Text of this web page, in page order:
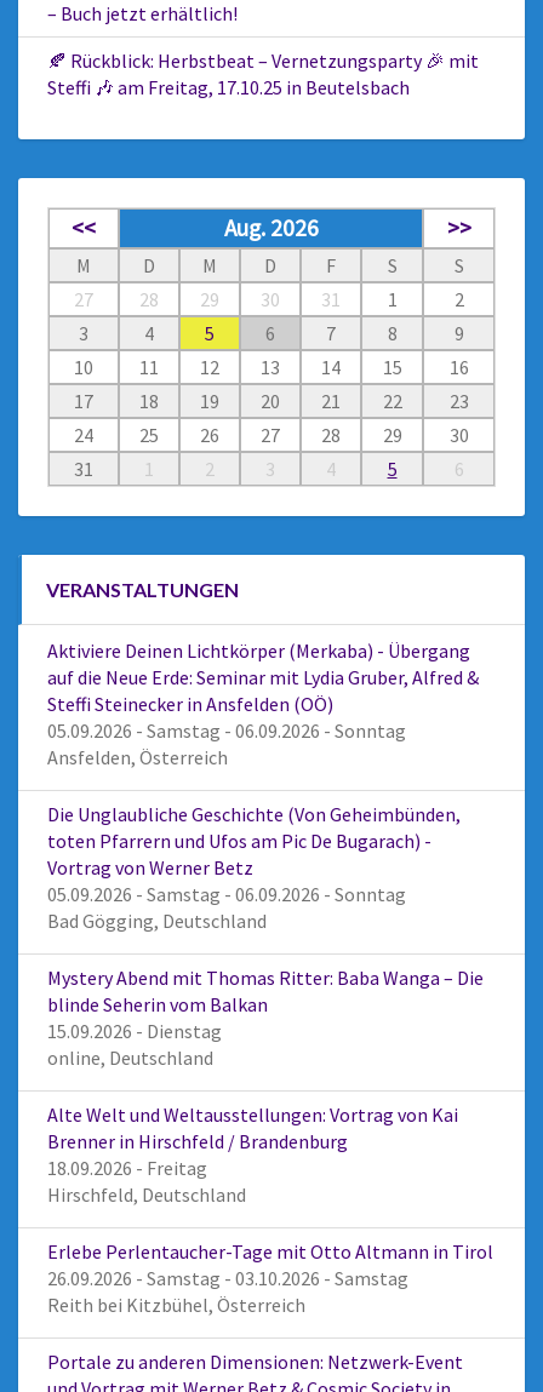
– Buch jetzt erhältlich!
🍂 Rückblick: Herbstbeat – Vernetzungsparty 🎉 mit
Steffi 🎶 am Freitag, 17.10.25 in Beutelsbach
<< Aug. 2026 >>
M D M D F S
S
27
28 29 30 31 1
2
3
4 5 6 7 8
9
10
11 12 13 14 15
16
17
18 19 20 21 22
23
24
25 26 27 28 29
30
31
1 2 3 4 5 6
VERANSTALTUNGEN
Aktiviere Deinen Lichtkörper (Merkaba) - Übergang
auf die Neue Erde: Seminar mit Lydia Gruber, Alfred &
Steffi Steinecker in Ansfelden (OÖ)
05.09.2026 - Samstag - 06.09.2026 - Sonntag
Ansfelden, Österreich
Die Unglaubliche Geschichte (Von Geheimbünden,
toten Pfarrern und Ufos am Pic De Bugarach) -
Vortrag von Werner Betz
05.09.2026 - Samstag - 06.09.2026 - Sonntag
Bad Gögging, Deutschland
Mystery Abend mit Thomas Ritter: Baba Wanga – Die
blinde Seherin vom Balkan
15.09.2026 - Dienstag
online, Deutschland
Alte Welt und Weltausstellungen: Vortrag von Kai
Brenner in Hirschfeld / Brandenburg
18.09.2026 - Freitag
Hirschfeld, Deutschland
Erlebe Perlentaucher-Tage mit Otto Altmann in Tirol
26.09.2026 - Samstag - 03.10.2026 - Samstag
Reith bei Kitzbühel, Österreich
Portale zu anderen Dimensionen: Netzwerk-Event